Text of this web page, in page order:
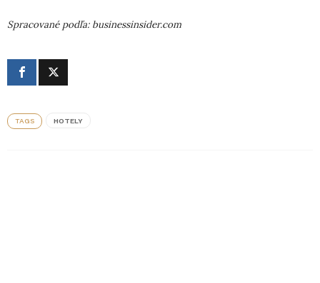
Spracované podľa: businessinsider.com
TAGS HOTELY